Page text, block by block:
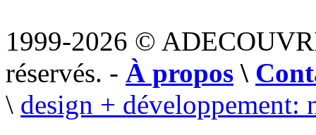
1999-2026 ©
réservés. - À propos \
\ design + développement: